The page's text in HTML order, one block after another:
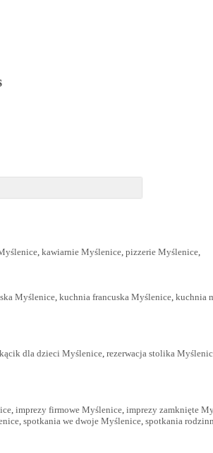
, kawiarnie Myślenice, pizzerie Myślenice,
Myślenice, kuchnia francuska Myślenice, kuchnia
kącik dla dzieci Myślenice, rezerwacja stolika
, imprezy firmowe Myślenice, imprezy zamknięte
, spotkania we dwoje Myślenice, spotkania